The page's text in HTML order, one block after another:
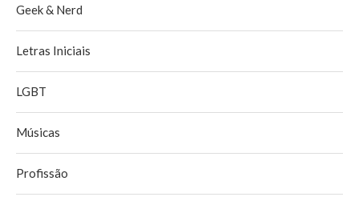
Geek & Nerd
Letras Iniciais
LGBT
Músicas
Profissão